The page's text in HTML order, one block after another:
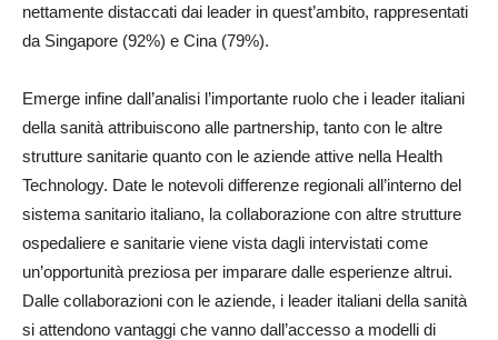
nettamente distaccati dai leader in quest’ambito, rappresentati
da Singapore (92%) e Cina (79%).
Emerge infine dall’analisi l’importante ruolo che i leader italiani
della sanità attribuiscono alle partnership, tanto con le altre
strutture sanitarie quanto con le aziende attive nella Health
Technology. Date le notevoli differenze regionali all’interno del
sistema sanitario italiano, la collaborazione con altre strutture
ospedaliere e sanitarie viene vista dagli intervistati come
un’opportunità preziosa per imparare dalle esperienze altrui.
Dalle collaborazioni con le aziende, i leader italiani della sanità
si attendono vantaggi che vanno dall’accesso a modelli di